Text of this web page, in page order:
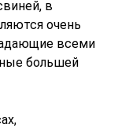
в
очень
всеми
большей